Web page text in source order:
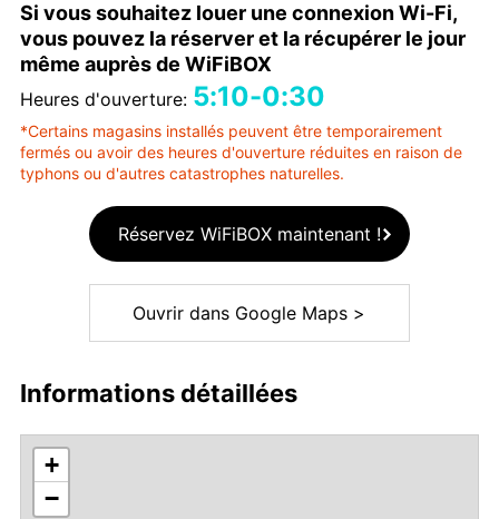
Si vous souhaitez louer une connexion Wi-Fi,
vous pouvez la réserver et la récupérer le jour
même auprès de WiFiBOX
Heures d'ouverture: 5:10-0:30
*Certains magasins installés peuvent être temporairement
fermés ou avoir des heures d'ouverture réduites en raison de
typhons ou d'autres catastrophes naturelles.
Réservez WiFiBOX maintenant !
Ouvrir dans Google Maps >
Informations détaillées
+
−